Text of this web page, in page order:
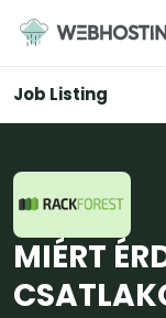
content
Job Listing
MIÉRT